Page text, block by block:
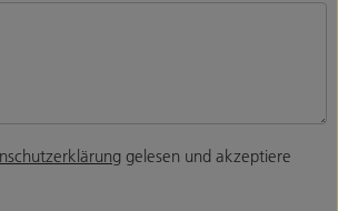
gelesen und akzeptiere